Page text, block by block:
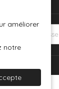
améliorer
notre